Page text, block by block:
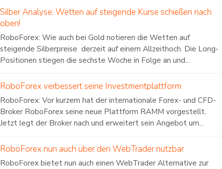
Silber Analyse: Wetten auf steigende Kurse schießen nach
oben!
RoboForex: Wie auch bei Gold notieren die Wetten auf
steigende Silberpreise derzeit auf einem Allzeithoch. Die Long-
Positionen stiegen die sechste Woche in Folge an und...
RoboForex verbessert seine Investmentplattform
RoboForex: Vor kurzem hat der internationale Forex- und CFD-
Broker RoboForex seine neue Plattform RAMM vorgestellt.
Jetzt legt der Broker nach und erweitert sein Angebot um...
RoboForex nun auch über den WebTrader nutzbar
RoboForex bietet nun auch einen WebTrader Alternative zur